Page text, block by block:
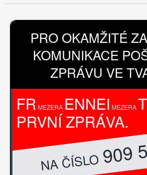
PRO OKAMŽITÉ
KOMUNIKACE
ZPRÁVU VE
FR MEZERA ENNEI MEZERA
PRVNÍ ZPRÁVA.
NA ČÍSLO909